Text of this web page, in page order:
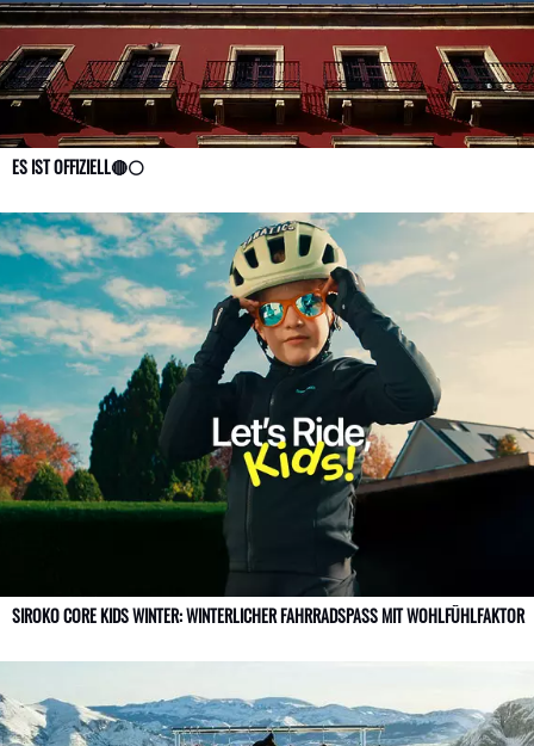
ES IST OFFIZIELL🔴⚪
SIROKO CORE KIDS WINTER: WINTERLICHER FAHRRADSPASS MIT WOHLFÜHLFAKTOR